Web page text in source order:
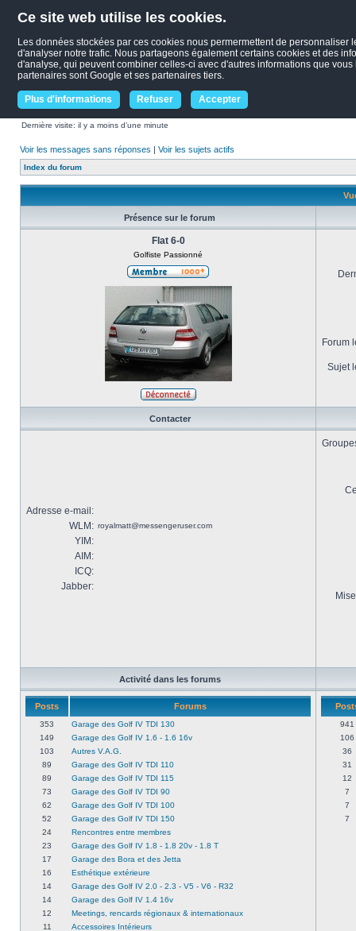
Ce site web utilise les cookies.
Les données stockées par ces cookies nous permermettent de
d'analyser notre trafic. Nous partageons également certains cookies et des
d'analyse, qui peuvent combiner celles-ci avec d'autres informations que
partenaires sont Google et ses partenaires tiers.
Plus d'informations Refuser Accepter
Dernière visite: il y a moins d’une minute
Voir les messages sans réponses | Voir les sujets actifs
Index du forum
Présence sur le forum
Flat 6-0
Golfiste Passionné
Forum
Sujet
Contacter
Adresse e-mail:
WLM: royalmatt@messengeruser.com
YIM:
AIM:
ICQ:
Jabber:
Activité dans les forums
Posts Forums
353
Garage des Golf IV TDI 130
149
Garage des Golf IV 1.6 - 1.6 16v
103
Autres V.A.G.
89
Garage des Golf IV TDI 110
89
Garage des Golf IV TDI 115
73
Garage des Golf IV TDI 90
62
Garage des Golf IV TDI 100
52
Garage des Golf IV TDI 150
24
Rencontres entre membres
23
Garage des Golf IV 1.8 - 1.8 20v - 1.8 T
17
Garage des Bora et des Jetta
16
Esthétique extérieure
14
Garage des Golf IV 2.0 - 2.3 - V5 - V6 - R32
14
Garage des Golf IV 1.4 16v
12
Meetings, rencards régionaux & internationaux
11
Accessoires Intérieurs
941
106
36
31
12
7
7
7